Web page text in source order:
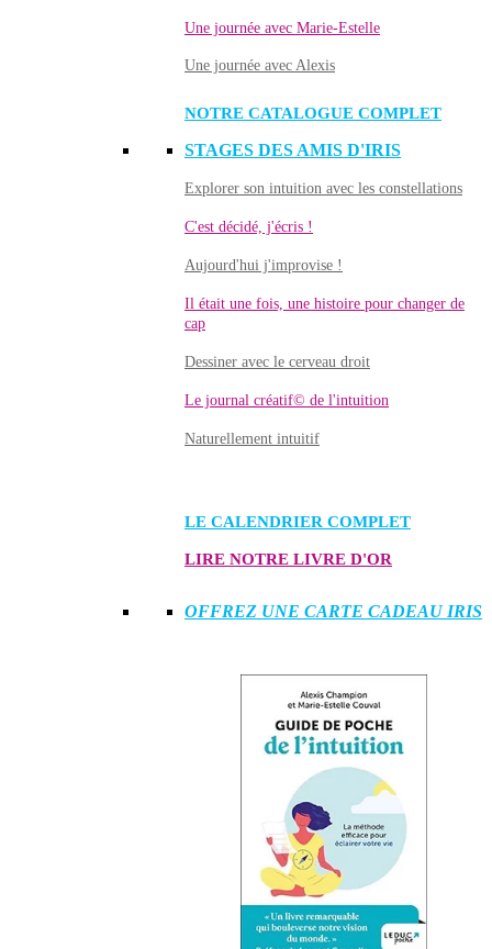
Une journée avec Marie-Estelle
Une journée avec Alexis
NOTRE CATALOGUE COMPLET
STAGES DES AMIS D'IRIS
Explorer son intuition avec les constellations
C'est décidé, j'écris !
Aujourd'hui j'improvise !
Il était une fois, une histoire pour changer de
cap
Dessiner avec le cerveau droit
Le journal créatif© de l'intuition
Naturellement intuitif
LE CALENDRIER COMPLET
LIRE NOTRE LIVRE D'OR
OFFREZ UNE CARTE CADEAU IRIS